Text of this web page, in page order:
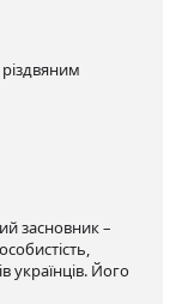
засновник –
українців. Його